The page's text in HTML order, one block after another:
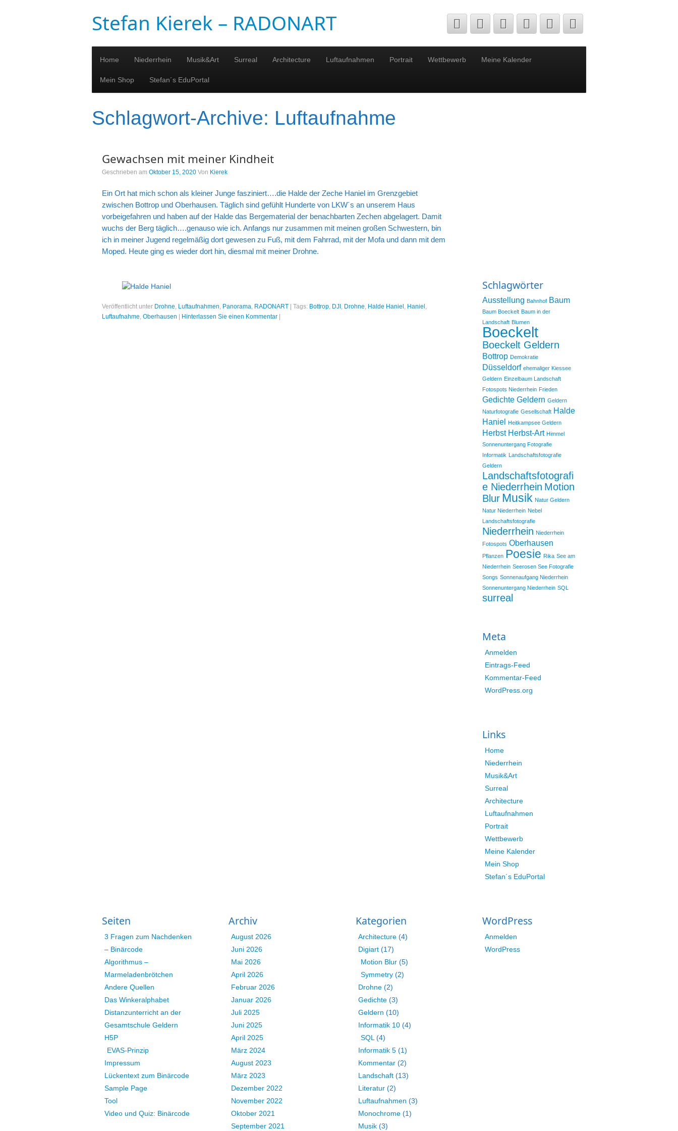
Stefan Kierek – RADONART
Home Niederrhein Musik&Art Surreal Architecture Luftaufnahmen Portrait Wettbewerb Meine Kalender
Mein Shop Stefan´s EduPortal
Schlagwort-Archive: Luftaufnahme
Gewachsen mit meiner Kindheit
Geschrieben am Oktober 15, 2020 Von Kierek
Ein Ort hat mich schon als kleiner Junge fasziniert….die Halde der Zeche Haniel im Grenzgebiet
zwischen Bottrop und Oberhausen. Täglich sind gefühlt Hunderte von LKW´s an unserem Haus
vorbeigefahren und haben auf der Halde das Bergematerial der benachbarten Zechen abgelagert. Damit
wuchs der Berg täglich….genauso wie ich. Anfangs nur zusammen mit meinen großen Schwestern, bin
ich in meiner Jugend regelmäßig dort gewesen zu Fuß, mit dem Fahrrad, mit der Mofa und dann mit dem
Moped. Heute ging es wieder dort hin, diesmal mit meiner Drohne.
Veröffentlicht unter Drohne, Luftaufnahmen, Panorama, RADONART Tags: Bottrop, DJI , Drohne, Halde Haniel , Haniel ,
Luftaufnahme, Oberhausen Hinterlassen Sie einen Kommentar
Schlagwörter
Ausstellung Bahnhof Baum
Baum Boeckelt Baum in der
Landschaft Blumen
Boeckelt
Boeckelt Geldern
Bottrop Demokratie
Düsseldorf ehemaliger Kiessee
Geldern Einzelbaum Landschaft
Fotospots Niederrhein Frieden
Gedichte Geldern Geldern
Naturfotografie Gesellschaft Halde
Haniel
Heitkampsee Geldern
Herbst Herbst-Art Himmel
Sonnenuntergang Fotografie
Informatik Landschaftsfotografie
Geldern
Landschaftsfotografi
e Niederrhein Motion
Blur Musik Natur Geldern
Natur Niederrhein Nebel
Landschaftsfotografie
Niederrhein Niederrhein
Fotospots Oberhausen
Pflanzen Poesie Rika See am
Niederrhein Seerosen See Fotografie
Songs Sonnenaufgang Niederrhein
Sonnenuntergang Niederrhein SQL
surreal
Meta
Anmelden
Eintrags-Feed
Kommentar-Feed
WordPress.org
Links
Home
Niederrhein
Musik&Art
Surreal
Architecture
Luftaufnahmen
Portrait
Wettbewerb
Meine Kalender
Mein Shop
Stefan´s EduPortal
Seiten
3 Fragen zum Nachdenken
– Binärcode
Algorithmus –
Marmeladenbrötchen
Andere Quellen
Das Winkeralphabet
Distanzunterricht an der
Gesamtschule Geldern
H5P
EVAS-Prinzip
Impressum
Lückentext zum Binärcode
Sample Page
Tool
Video und Quiz: Binärcode
Archiv
August 2026
Juni 2026
Mai 2026
April 2026
Februar 2026
Januar 2026
Juli 2025
Juni 2025
April 2025
März 2024
August 2023
März 2023
Dezember 2022
November 2022
Oktober 2021
September 2021
Kategorien
Architecture(4)
Digiart(17)
Motion Blur(5)
Symmetry(2)
Drohne(2)
Gedichte(3)
Geldern (10)
Informatik 10(4)
SQL(4)
Informatik 5(1)
Kommentar(2)
Landschaft(13)
Literatur(2)
Luftaufnahmen (3)
Monochrome(1)
Musik(3)
WordPress
Anmelden
WordPress